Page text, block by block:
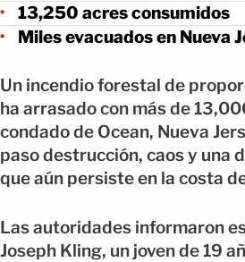
13,250 acres consumidos
Miles evacuados en Nueva
Un incendio forestal de
ha arrasado con más de
condado de Ocean, Nueva
paso destrucción, caos y una
que aún persiste en la costa
Las autoridades informaron
Joseph Kling, un joven de 19